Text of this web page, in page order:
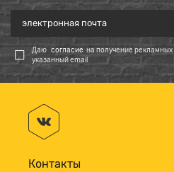
Даю согласие на получение
указанный email
Контакты